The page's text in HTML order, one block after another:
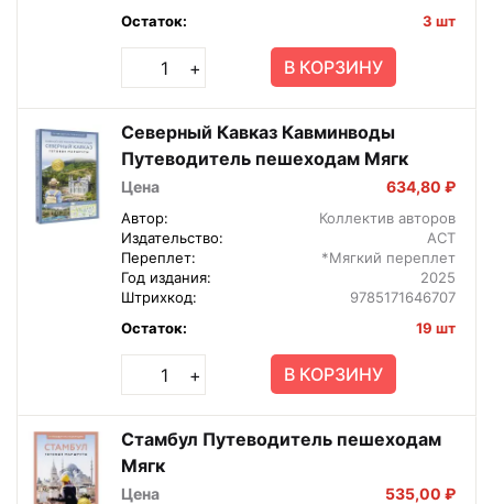
Остаток:
3 шт
+ В КОРЗИНУ
Северный Кавказ Кавминводы
Путеводитель пешеходам Мягк
Цена 634,80 ₽
Автор:
Коллектив авторов
Издательство:
АСТ
Переплет:
*Мягкий переплет
Год издания:
2025
Штрихкод:
9785171646707
Остаток:
19 шт
+ В КОРЗИНУ
Стамбул Путеводитель пешеходам
Мягк
Цена 535,00 ₽